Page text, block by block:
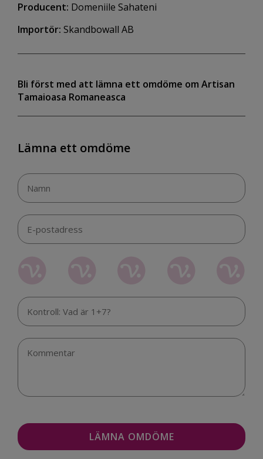
Producent: Domeniile Sahateni
Importör: Skandbowall AB
Bli först med att lämna ett omdöme om Artisan
Tamaioasa Romaneasca
Lämna ett omdöme